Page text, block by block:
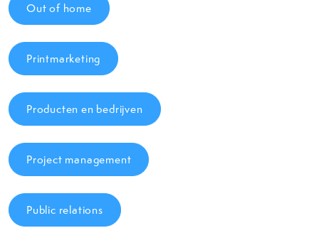
Out of home
Printmarketing
Producten en bedrijven
Project management
Public relations